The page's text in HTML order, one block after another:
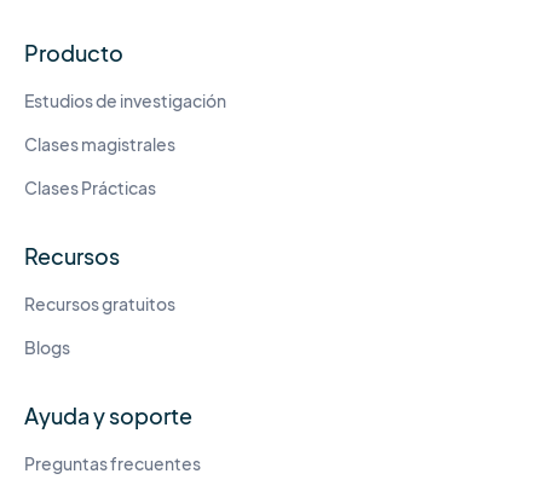
Producto
Estudios de investigación
Clases magistrales
Clases Prácticas
Recursos
Recursos gratuitos
Blogs
Ayuda y soporte
Preguntas frecuentes